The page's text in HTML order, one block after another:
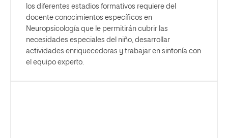
los diferentes estadios formativos requiere del
docente conocimientos específicos en
Neuropsicología que le permitirán cubrir las
necesidades especiales del niño, desarrollar
actividades enriquecedoras y trabajar en sintonía con
el equipo experto.